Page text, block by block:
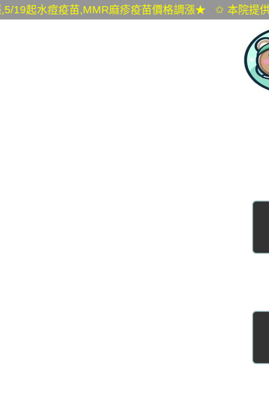
痘疫苗,MMR麻疹疫苗價格調漲★ ✩ 本院提供自費疫